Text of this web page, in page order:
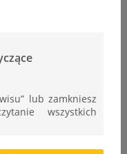
lub zamkniesz
wszystkich
plików